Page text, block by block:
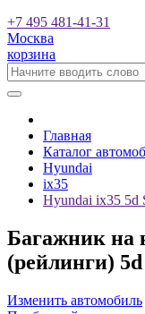
+7 495 481-41-31
Москва
корзина
Главная
Каталог
Hyundai
ix35
Hyundai ix35 5d
Багажник на
(рейлинги)
Изменить автомобиль